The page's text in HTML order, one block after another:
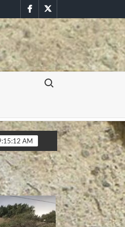
FacebookTwitter
Buscar:
durante paro estudiantil
durante paro estudiantil
AM